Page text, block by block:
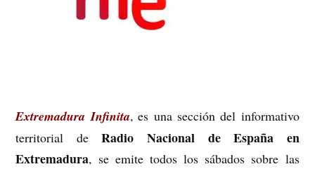
Extremadura Infinita, es una sección del informativo
territorial deRadio Nacional de España en
Extremadura, se emite todos los sábados sobre las